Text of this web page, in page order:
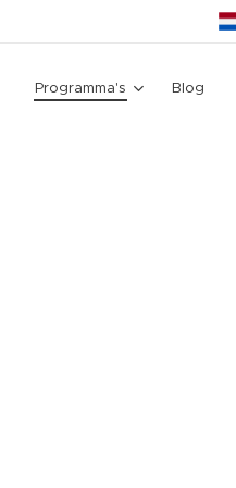
Programma's Blog